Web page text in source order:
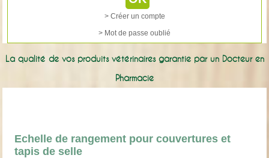
> Créer un compte
> Mot de passe oublié
La qualité de vos produits vétérinaires garantie par un Docteur en
Pharmacie
Echelle de rangement pour couvertures et
tapis de selle